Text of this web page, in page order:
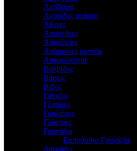
Αντίβαρα
Αντιρίδες σχάρας
Άξονες
Αποστάτες
Ασφάλειες
Ατέρμονες κοντέρ
Αυτοκόλλητα
Βαλβίδες
Βάσεις
Βίδες
Γάντζοι
Γέφυρες
Γκαζιέρες
Γλίστρες
Γρανάζια
Εμπρόσθια Γρανάζια
Δαγκάνες